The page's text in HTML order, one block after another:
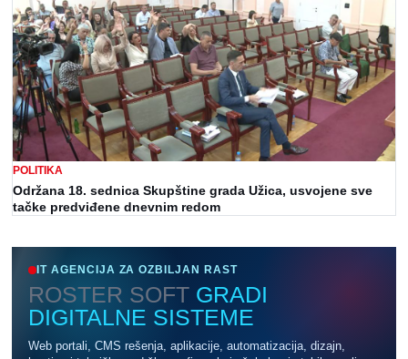
POLITIKA
Održana 18. sednica Skupštine grada Užica, usvojene sve
tačke predviđene dnevnim redom
IT AGENCIJA ZA OZBILJAN RAST
ROSTER SOFT GRADI
DIGITALNE SISTEME
Web portali, CMS rešenja, aplikacije, automatizacija, dizajn,